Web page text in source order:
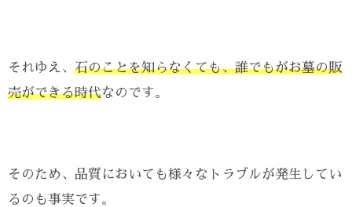
それゆえ、 石のことを知らなくても、誰でもがお墓の販
売ができる時代なのです。
そのため、品質においても様々なトラブルが発生してい
るのも事実です。